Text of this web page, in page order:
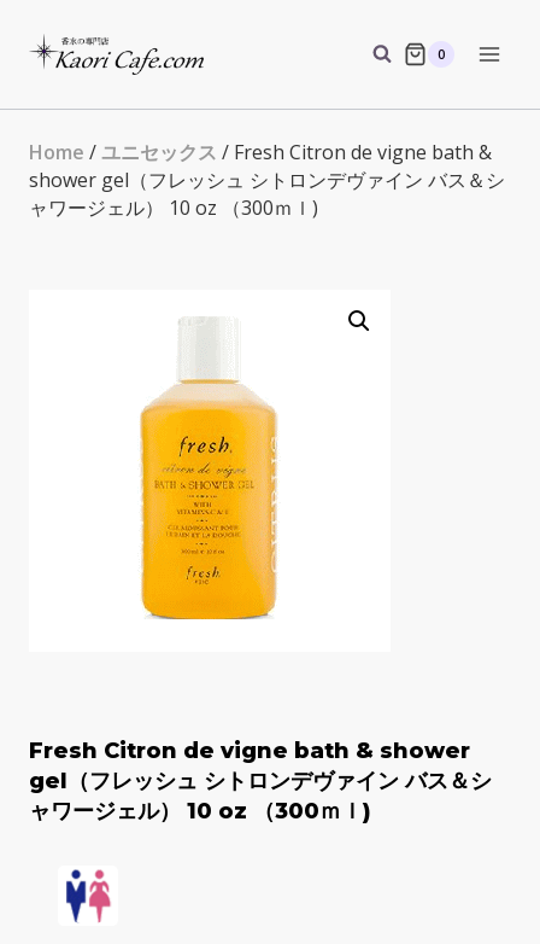
0
Home /ユニセックス / Fresh Citron de vigne bath &
shower gel（フレッシュ シトロンデヴァイン バス＆シ
ャワージェル） 10 oz （300ｍｌ)
Fresh Citron de vigne bath & shower
gel（フレッシュ シトロンデヴァイン バス＆シ
ャワージェル） 10 oz （300ｍｌ)